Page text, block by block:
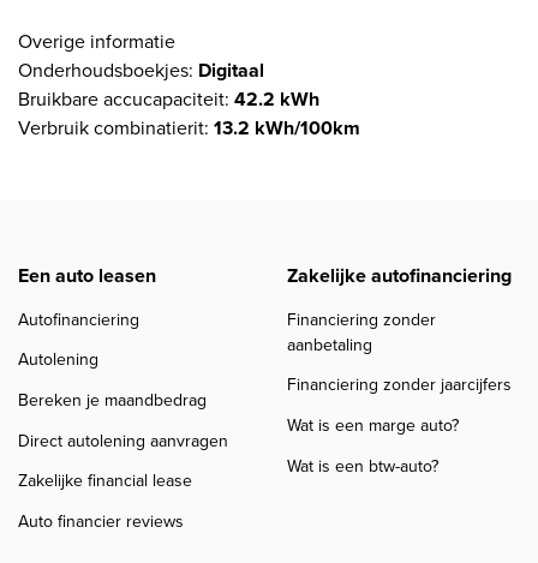
Overige informatie
Onderhoudsboekjes: Digitaal
Bruikbare accucapaciteit: 42.2 kWh
Verbruik combinatierit: 13.2 kWh/100km
Een auto leasen
Autofinanciering
Autolening
Bereken je maandbedrag
Direct autolening aanvragen
Zakelijke financial lease
Auto financier reviews
Zakelijke autofinanciering
Financiering zonder
aanbetaling
Financiering zonder jaarcijfers
Wat is een marge auto?
Wat is een btw-auto?